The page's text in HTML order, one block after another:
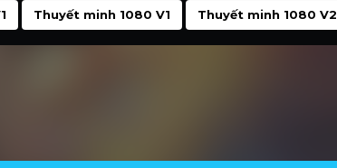
Thuyết minh 1080 V1 Thuyết minh 1080 V2